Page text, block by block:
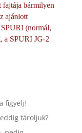
fajtája bármilyen
ajánlott
(normál,
a SPURI JG-2
figyelj!
tároljuk?